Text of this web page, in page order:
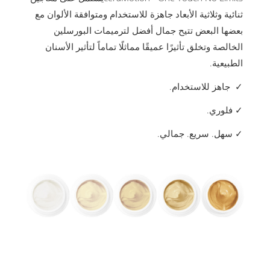
ثنائية وثلاثية الأبعاد جاهزة للاستخدام ومتوافقة الألوان مع
بعضها البعض تتيح جمال أفضل لترميمات البورسلين
الخالصة وتخلق تأثيرًا عميقًا مماثلًا تماماً لتأثير الأسنان
الطبيعية.
✓ جاهز للاستخدام.
✓ فلوري.
✓ سهل. سريع. جمالي.